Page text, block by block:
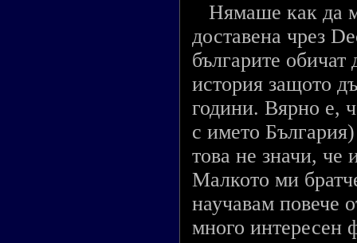
Нямаше как да
доставена чрез
българите обичат
история защото
години. Вярно е,
с името
това не значи, че
Малкото ми
научавам повече
много интересен